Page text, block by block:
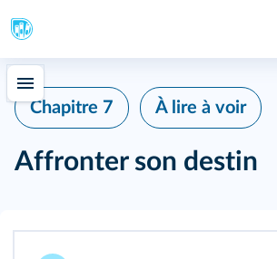
Chapitre 7 À lire à voir
Affronter son destin